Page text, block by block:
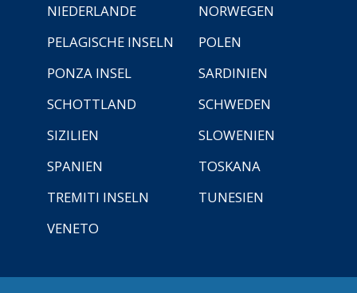
NIEDERLANDE
NORWEGEN
PELAGISCHE INSELN
POLEN
PONZA INSEL
SARDINIEN
SCHOTTLAND
SCHWEDEN
SIZILIEN
SLOWENIEN
SPANIEN
TOSKANA
TREMITI INSELN
TUNESIEN
VENETO